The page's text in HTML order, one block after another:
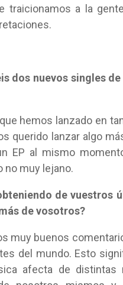
traicionamos a la
dos nuevos singles
hemos lanzado en
querido lanzar algo
EP al mismo
no muy lejano.
de vuestros
de vosotros?
muy buenos
del mundo. Esto
afecta de distintas